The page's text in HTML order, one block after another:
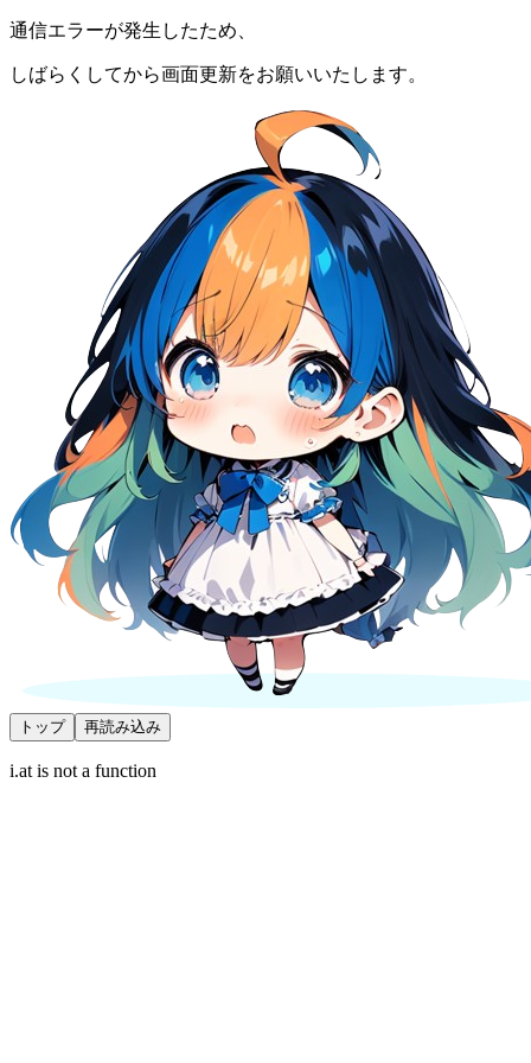
通信エラーが発生したため、
しばらくしてから画面更新をお願いいたします。
トップ 再読み込み
i.at is not a function